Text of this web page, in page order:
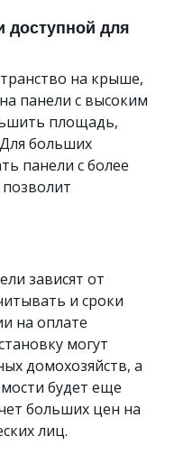
для
на крыше,
панели с высоким
площадь,
больших
панели с более
зависят от
и сроки
на оплате
могут
домохозяйств, а
будет еще
больших цен на
лиц.